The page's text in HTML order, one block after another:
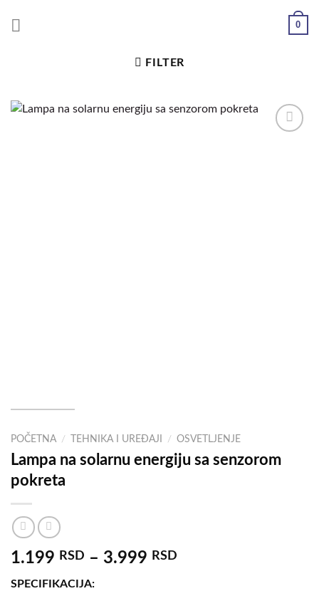
0
FILTER
POČETNA / TEHNIKA I UREĐAJI / OSVETLJENJE
Lampa na solarnu energiju sa senzorom
pokreta
1.199 RSD – 3.999 RSD
SPECIFIKACIJA: